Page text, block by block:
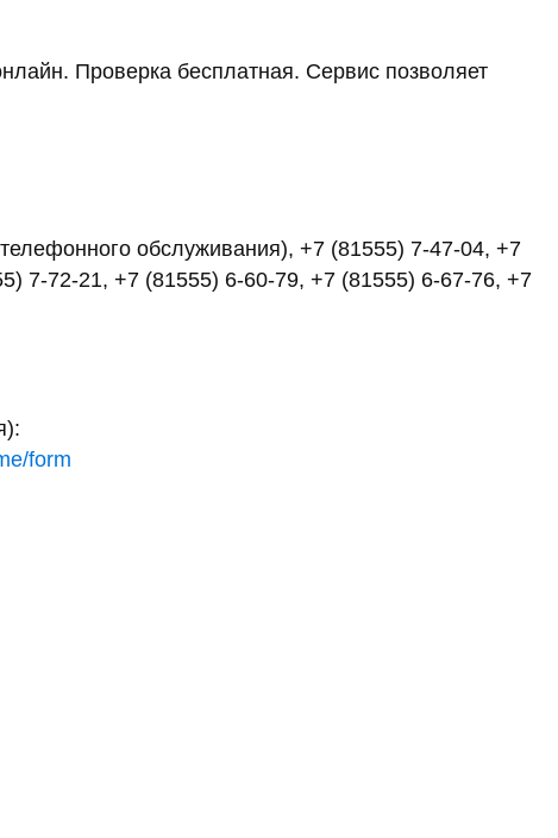
Проверка бесплатная. Сервис позволяет
обслуживания), +7 (81555) 7-47-04, +7
7-72-21, +7 (81555) 6-60-79, +7 (81555) 6-67-76, +7
form